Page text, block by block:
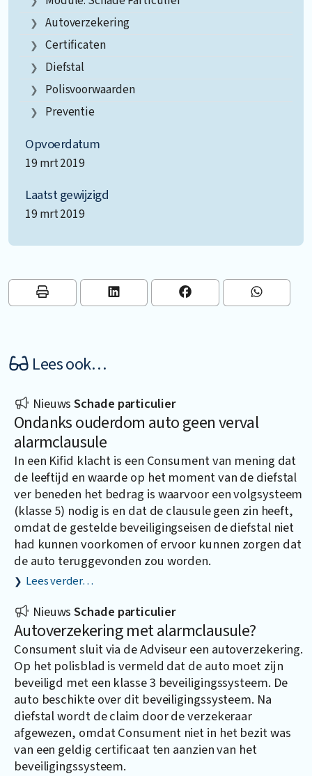
Autoverzekering
Certificaten
Diefstal
Polisvoorwaarden
Preventie
Opvoerdatum
19 mrt 2019
Laatst gewijzigd
19 mrt 2019
Lees ook…
NieuwsSchade particulier
Ondanks ouderdom auto geen verval
alarmclausule
In een Kifid klacht is een Consument van mening dat
de leeftijd en waarde op het moment van de diefstal
ver beneden het bedrag is waarvoor een volgsysteem
(klasse 5) nodig is en dat de clausule geen zin heeft,
omdat de gestelde beveiligingseisen de diefstal niet
had kunnen voorkomen of ervoor kunnen zorgen dat
de auto teruggevonden zou worden.
Lees verder…
NieuwsSchade particulier
Autoverzekering met alarmclausule?
Consument sluit via de Adviseur een autoverzekering.
Op het polisblad is vermeld dat de auto moet zijn
beveiligd met een klasse 3 beveiligingssysteem. De
auto beschikte over dit beveiligingssysteem. Na
diefstal wordt de claim door de verzekeraar
afgewezen, omdat Consument niet in het bezit was
van een geldig certificaat ten aanzien van het
beveiligingssysteem.